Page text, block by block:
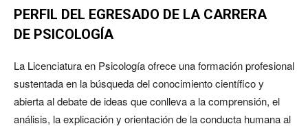
PERFIL DEL EGRESADO DE LA CARRERA
DE PSICOLOGÍA
La Licenciatura en Psicología ofrece una formación profesional
sustentada en la búsqueda del conocimiento científico y
abierta al debate de ideas que conlleva a la comprensión, el
análisis, la explicación y orientación de la conducta humana al